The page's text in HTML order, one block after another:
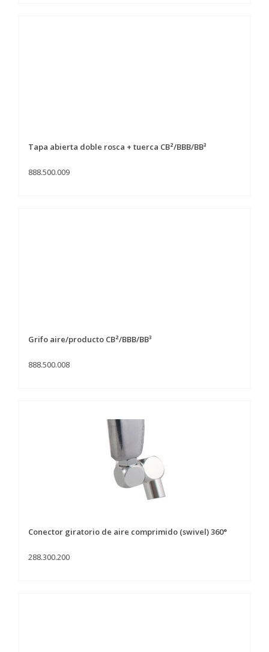
Tapa abierta doble rosca + tuerca CB²/BBB/BB³
888.500.009
Grifo aire/producto CB²/BBB/BB³
888.500.008
Conector giratorio de aire comprimido (swivel) 360°
288.300.200